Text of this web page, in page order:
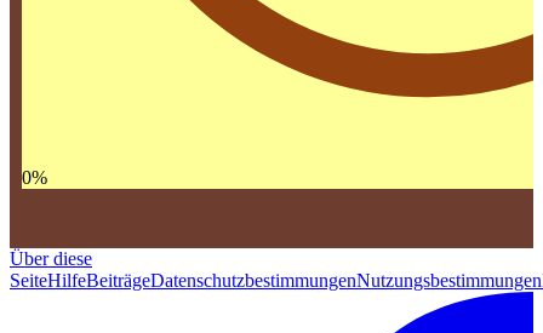
0%
Über diese
SeiteHilfeBeiträgeDatenschutzbestimmungenNutzungsbestimmungen